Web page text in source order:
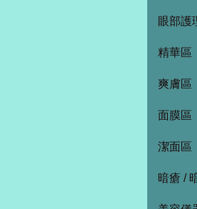
眼部護
精華區
爽膚區
面膜區
潔面區
暗瘡 /